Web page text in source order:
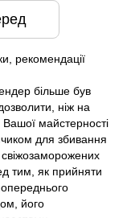
рекомендації
більше був
ніж на
Вашої майстерності
для збивання
тим, як прийняти
його